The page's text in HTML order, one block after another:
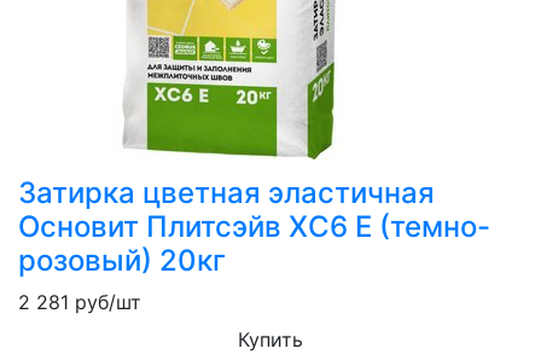
Затирка цветная эластичная
Основит Плитсэйв XC6 E (темно-
розовый) 20кг
2 281 руб/шт
Купить